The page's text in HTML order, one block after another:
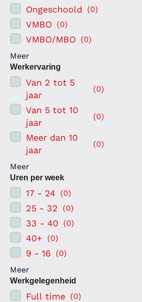
Ongeschoold (0)
VMBO (0)
VMBO/MBO (0)
Meer
Werkervaring
Van 2 tot 5
jaar
(0)
Van 5 tot 10
jaar
(0)
Meer dan 10
jaar
(0)
Meer
Uren per week
17 - 24 (0)
25 - 32 (0)
33 - 40 (0)
40+ (0)
9 - 16 (0)
Meer
Werkgelegenheid
Full time (0)